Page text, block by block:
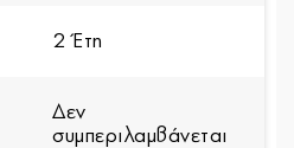
2 Έτη
Δεν
συμπεριλαμβάνεται